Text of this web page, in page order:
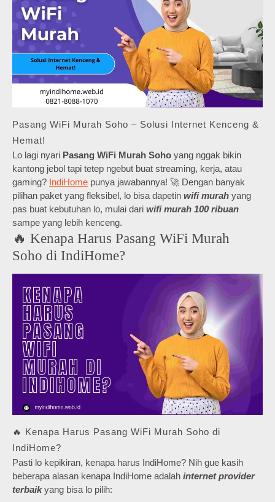
Pasang WiFi Murah Soho – Solusi Internet Kenceng &
Hemat!
Lo lagi nyari Pasang WiFi Murah Soho yang nggak bikin
kantong jebol tapi tetep ngebut buat streaming, kerja, atau
gaming? IndiHome punya jawabannya! 🚀 Dengan banyak
pilihan paket yang fleksibel, lo bisa dapetin wifi murah yang
pas buat kebutuhan lo, mulai dari wifi murah 100 ribuan
sampe yang lebih kenceng.
🔥 Kenapa Harus Pasang WiFi Murah
Soho di IndiHome?
🔥 Kenapa Harus Pasang WiFi Murah Soho di
IndiHome?
Pasti lo kepikiran, kenapa harus IndiHome? Nih gue kasih
beberapa alasan kenapa IndiHome adalah internet provider
terbaikyang bisa lo pilih: